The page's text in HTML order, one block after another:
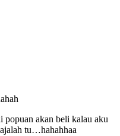
popuan akan beli kalau aku
tu…hahahhaa